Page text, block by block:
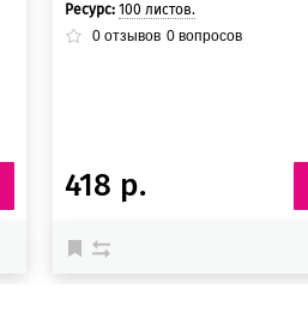
Ресурс:100 листов.
0 отзывов 0 вопросов
418 р.